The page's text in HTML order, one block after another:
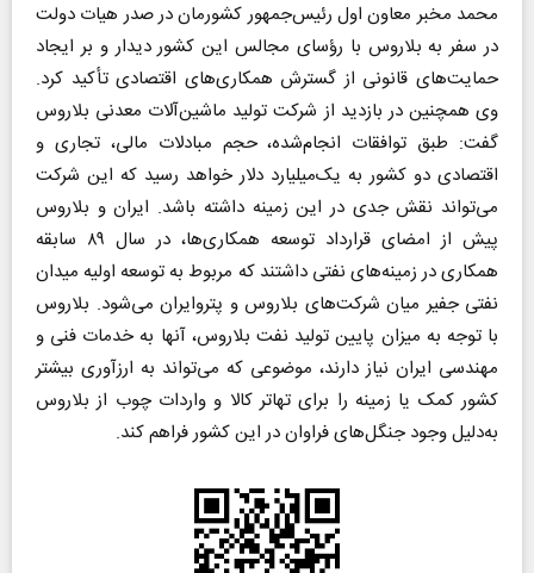
محمد مخبر معاون اول رئیس‌جمهور کشورمان در صدر هیات دولت
در سفر به بلاروس با رؤسای مجالس این کشور دیدار و بر ایجاد
حمایت‌های قانونی از گسترش همکاری‌های اقتصادی تأکید کرد.
وی همچنین در بازدید از شرکت تولید ماشین‌آلات معدنی بلاروس
گفت: طبق توافقات انجام‌شده، حجم مبادلات مالی، تجاری و
اقتصادی دو کشور به یک‌میلیارد دلار خواهد رسید که این شرکت
می‌تواند نقش جدی در این زمینه داشته باشد. ایران و بلاروس
پیش از امضای قرارداد توسعه همکاری‌ها، در سال ۸۹ سابقه
همکاری در زمینه‌های نفتی داشتند که مربوط به توسعه اولیه میدان
نفتی جفیر میان شرکت‌های بلاروس و پتروایران می‌شود. بلاروس
با توجه به میزان پایین تولید نفت بلاروس، آنها به خدمات فنی و
مهندسی ایران نیاز دارند، موضوعی که می‌تواند به ارزآوری بیشتر
کشور کمک یا زمینه را برای تهاتر کالا و واردات چوب از بلاروس
به‌دلیل وجود جنگل‌های فراوان در این کشور فراهم کند.